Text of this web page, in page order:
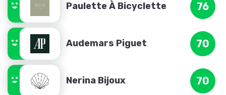
Paulette À Bicyclette 76
Audemars Piguet 70
Nerina Bijoux 70